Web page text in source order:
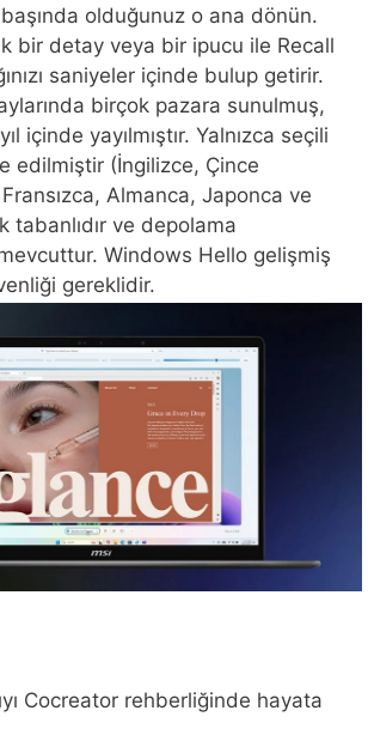
başında olduğunuz o ana dönün.
bir detay veya bir ipucu ile Recall
saniyeler içinde bulup getirir.
birçok pazara sunulmuş,
içinde yayılmıştır. Yalnızca seçili
edilmiştir (İngilizce, Çince
Almanca, Japonca ve
tabanlıdır ve depolama
mevcuttur. Windows Hello gelişmiş
gereklidir.
Cocreator rehberliğinde hayata